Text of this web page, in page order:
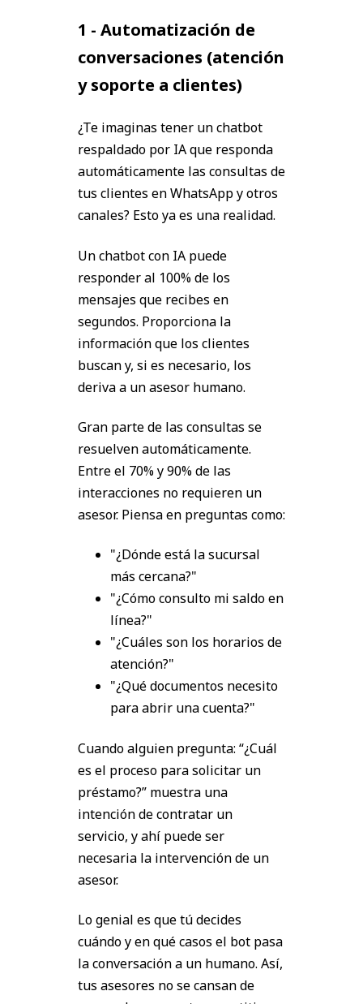
1 - Automatización de
conversaciones (atención
y soporte a clientes)
¿Te imaginas tener un chatbot
respaldado por IA que responda
automáticamente las consultas de
tus clientes en WhatsApp y otros
canales? Esto ya es una realidad.
Un chatbot con IA puede
responder al 100% de los
mensajes que recibes en
segundos. Proporciona la
información que los clientes
buscan y, si es necesario, los
deriva a un asesor humano.
Gran parte de las consultas se
resuelven automáticamente.
Entre el 70% y 90% de las
interacciones no requieren un
asesor. Piensa en preguntas como:
"¿Dónde está la sucursal
más cercana?"
"¿Cómo consulto mi saldo en
línea?"
"¿Cuáles son los horarios de
atención?"
"¿Qué documentos necesito
para abrir una cuenta?"
Cuando alguien pregunta: “¿Cuál
es el proceso para solicitar un
préstamo?” muestra una
intención de contratar un
servicio, y ahí puede ser
necesaria la intervención de un
asesor.
Lo genial es que tú decides
cuándo y en qué casos el bot pasa
la conversación a un humano. Así,
tus asesores no se cansan de